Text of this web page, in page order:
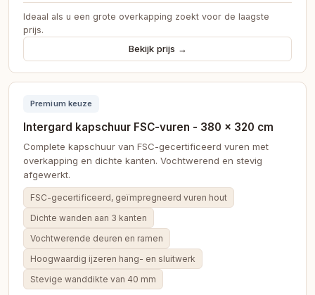
Ideaal als u een grote overkapping zoekt voor de laagste
prijs.
Bekijk prijs →
Premium keuze
Intergard kapschuur FSC-vuren - 380 × 320 cm
Complete kapschuur van FSC-gecertificeerd vuren met
overkapping en dichte kanten. Vochtwerend en stevig
afgewerkt.
FSC-gecertificeerd, geïmpregneerd vuren hout
Dichte wanden aan 3 kanten
Vochtwerende deuren en ramen
Hoogwaardig ijzeren hang- en sluitwerk
Stevige wanddikte van 40 mm